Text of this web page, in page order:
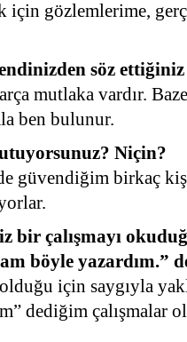
için gözlemlerime,
söz
mutlaka vardır.
ben bulunur.
Niçin?
güvendiğim birkaç
bir çalışmayı
böyle yazardım.”
için saygıyla
dediğim çalışmalar